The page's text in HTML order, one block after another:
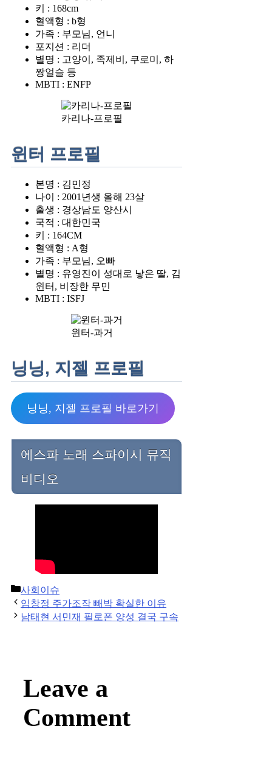
키 : 168cm
혈액형 : b형
가족 : 부모님, 언니
포지션 : 리더
별명 : 고양이, 족제비, 쿠로미, 하
짱얼슬 등
MBTI : ENFP
카리나-프로필
윈터 프로필
본명 : 김민정
나이 : 2001년생 올해 23살
출생 : 경상남도 양산시
국적 : 대한민국
키 : 164CM
혈액형 : A형
가족 : 부모님, 오빠
별명 : 유영진이 성대로 낳은 딸, 김
윈터, 비장한 무민
MBTI : ISFJ
윈터-과거
닝닝, 지젤 프로필
닝닝, 지젤 프로필 바로가기
에스파 노래 스파이시 뮤직
비디오
Categories
사회이슈
Post
navigation
임창정 주가조작 빼박 확실한 이유
남태현 서민재 필로폰 양성 결국 구속
Leave a
Comment